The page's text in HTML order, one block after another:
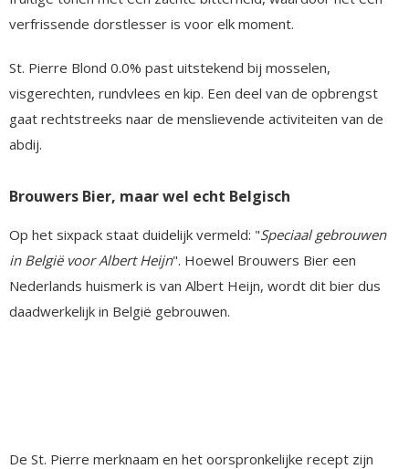
verfrissende dorstlesser is voor elk moment.
St. Pierre Blond 0.0% past uitstekend bij mosselen,
visgerechten, rundvlees en kip. Een deel van de opbrengst
gaat rechtstreeks naar de menslievende activiteiten van de
abdij.
Brouwers Bier, maar wel echt Belgisch
Op het sixpack staat duidelijk vermeld: "Speciaal gebrouwen
in België voor Albert Heijn". Hoewel Brouwers Bier een
Nederlands huismerk is van Albert Heijn, wordt dit bier dus
daadwerkelijk in België gebrouwen.
De St. Pierre merknaam en het oorspronkelijke recept zijn